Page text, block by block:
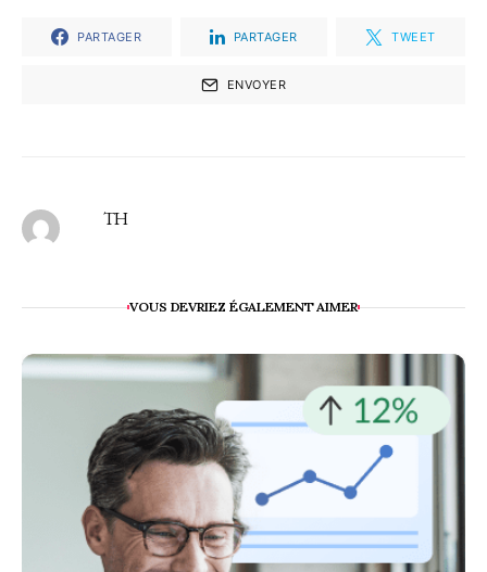
PARTAGER PARTAGER TWEET
ENVOYER
TH
VOUS DEVRIEZ ÉGALEMENT AIMER